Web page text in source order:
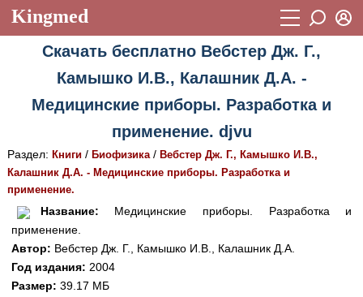
Kingmed
Учебный материал
Видеогалерея 899
Истории болезней 1268
Лекции и презентации 2474
Аккредитационные тесты (6)
Методические рекомендации 1050
Научно-популярное
Восстановить пароль
Вход
Скачать бесплатно Вебстер Дж. Г.,
Камышко И.В., Калашник Д.А. -
Медицинские приборы. Разработка и
применение. djvu
Раздел: Книги/ Биофизика/ Вебстер Дж. Г., Камышко И.В.,
Калашник Д.А. - Медицинские приборы. Разработка и
применение.
Название: Медицинские приборы. Разработка и
применение.
Автор: Вебстер Дж. Г., Камышко И.В., Калашник Д.А.
Год издания: 2004
Размер: 39.17 МБ